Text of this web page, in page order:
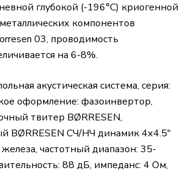
глубокой (-196°C) криогенной
компонентов
03, проводимость
на 6-8%.
акустическая система, серия:
оформление: фазоинвертор,
твитер BØRRESEN,
BØRRESEN СЧ/НЧ динамик 4х4.5"
частотный диапазон: 35-
88 дБ, импеданс: 4 Ом,